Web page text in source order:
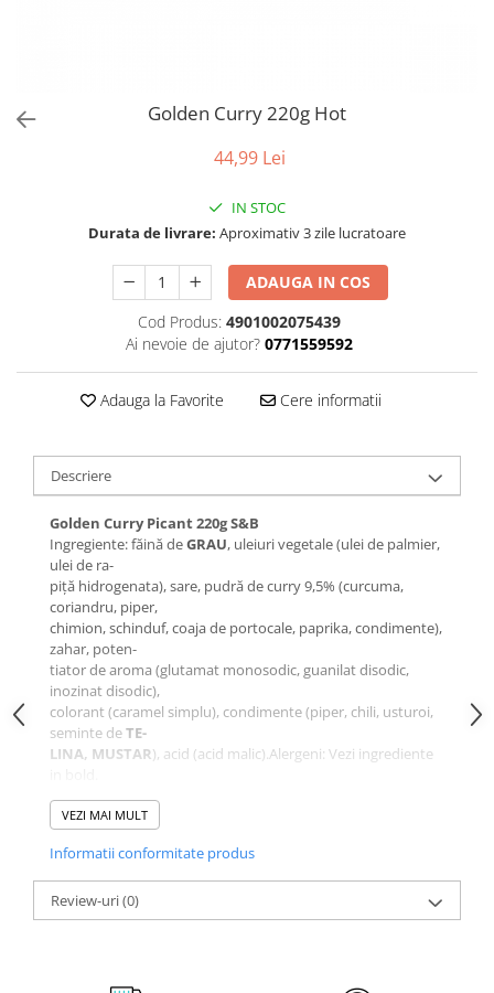
Golden Curry 220g Hot
44,99 Lei
IN STOC
Durata de livrare: Aproximativ 3 zile lucratoare
ADAUGA IN COS
Cod Produs: 4901002075439
Ai nevoie de ajutor? 0771559592
Adauga la Favorite Cere informatii
Descriere
Golden Curry Picant 220g S&B
Ingregiente: făină deGRAU, uleiuri vegetale (ulei de palmier,
ulei de ra-
piță hidrogenata), sare, pudră de curry 9,5% (curcuma,
coriandru, piper,
chimion, schinduf, coaja de portocale, paprika, condimente),
zahar, poten-
tiator de aroma (glutamat monosodic, guanilat disodic,
inozinat disodic),
colorant (caramel simplu), condimente (piper, chili, usturoi,
seminte deTE-
LINA, MUSTAR), acid (acid malic).Alergeni: Vezi ingrediente
A se pastra la frigider in recipient ermetic dupa deschidere.
Mod de preparare
mare la foc mediu timp de 5 min. 2) Adăugați apă și aduceți
la fierbere.
Reduceți focul, acoperiți și fierbeți până când ingredientele
sunt fragede,
și adăugați-le în cratiță. Amestecați până când amestecurile
VEZI MAI MULT
Informatii conformitate produs
Review-uri(0)